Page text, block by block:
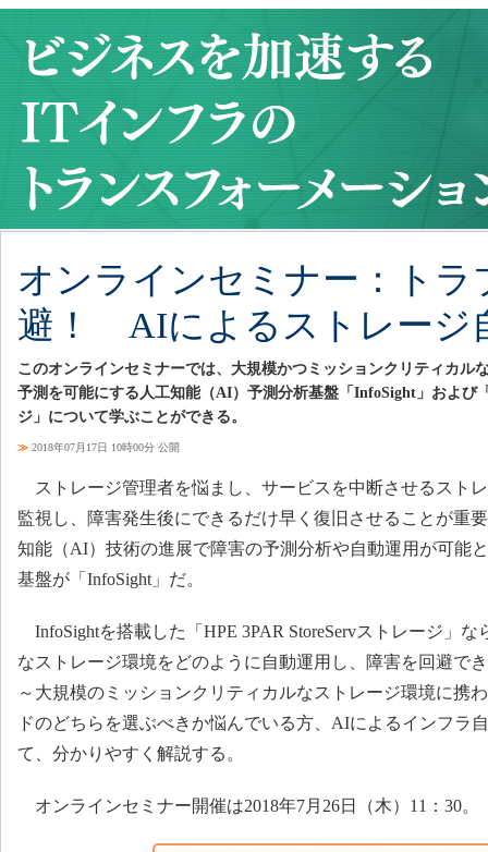
オンラインセミナー：トラ
避！ AIによるストレージ
このオンラインセミナーでは、大規模かつミッションクリティカル
予測を可能にする人工知能（AI）予測分析基盤「InfoSight」および
ジ」について学ぶことができる。
≫ 2018年07月17日 10時00分 公開
ストレージ管理者を悩まし、サービスを中断させるスト
監視し、障害発生後にできるだけ早く復旧させることが重
知能（AI）技術の進展で障害の予測分析や自動運用が可能
基盤が「InfoSight」だ。
InfoSightを搭載した「HPE 3PAR StoreServストレージ」
なストレージ環境をどのように自動運用し、障害を回避で
～大規模のミッションクリティカルなストレージ環境に携
ドのどちらを選ぶべきか悩んでいる方、AIによるインフラ
て、分かりやすく解説する。
オンラインセミナー開催は2018年7月26日（木）11：30。